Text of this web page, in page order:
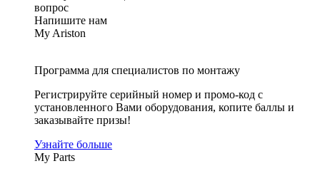
вопрос
Напишите нам
My Ariston
Программа для специалистов по монтажу
Регистрируйте серийный номер и промо-код с
установленного Вами оборудования, копите баллы и
заказывайте призы!
Узнайте больше
My Parts